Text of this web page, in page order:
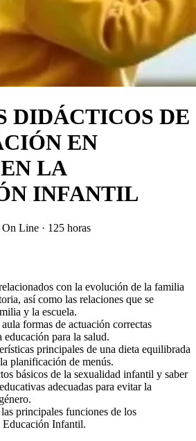
DIDÁCTICOS DE
EN
LA
INFANTIL
Line · 125 horas
con la evolución de la familia
así como las relaciones que se
y la escuela.
formas de actuación correctas
educación para la salud.
principales de una dieta equilibrada
planificación de menús.
básicos de la sexualidad infantil y saber
adecuadas para evitar la
principales funciones de los
Educación Infantil.